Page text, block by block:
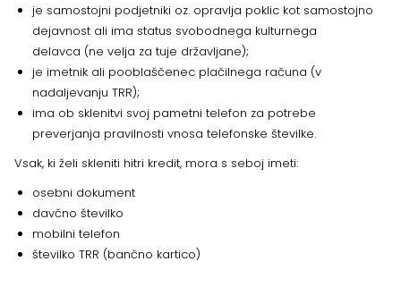
je samostojni podjetniki oz. opravlja poklic kot samostojno
dejavnost ali ima status svobodnega kulturnega
delavca (ne velja za tuje državljane);
je imetnik ali pooblaščenec plačilnega računa (v
nadaljevanju TRR);
ima ob sklenitvi svoj pametni telefon za potrebe
preverjanja pravilnosti vnosa telefonske številke.
Vsak, ki želi skleniti hitri kredit, mora s seboj imeti:
osebni dokument
davčno številko
mobilni telefon
številko TRR (bančno kartico)